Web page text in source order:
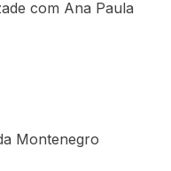
com Ana Paula
Montenegro